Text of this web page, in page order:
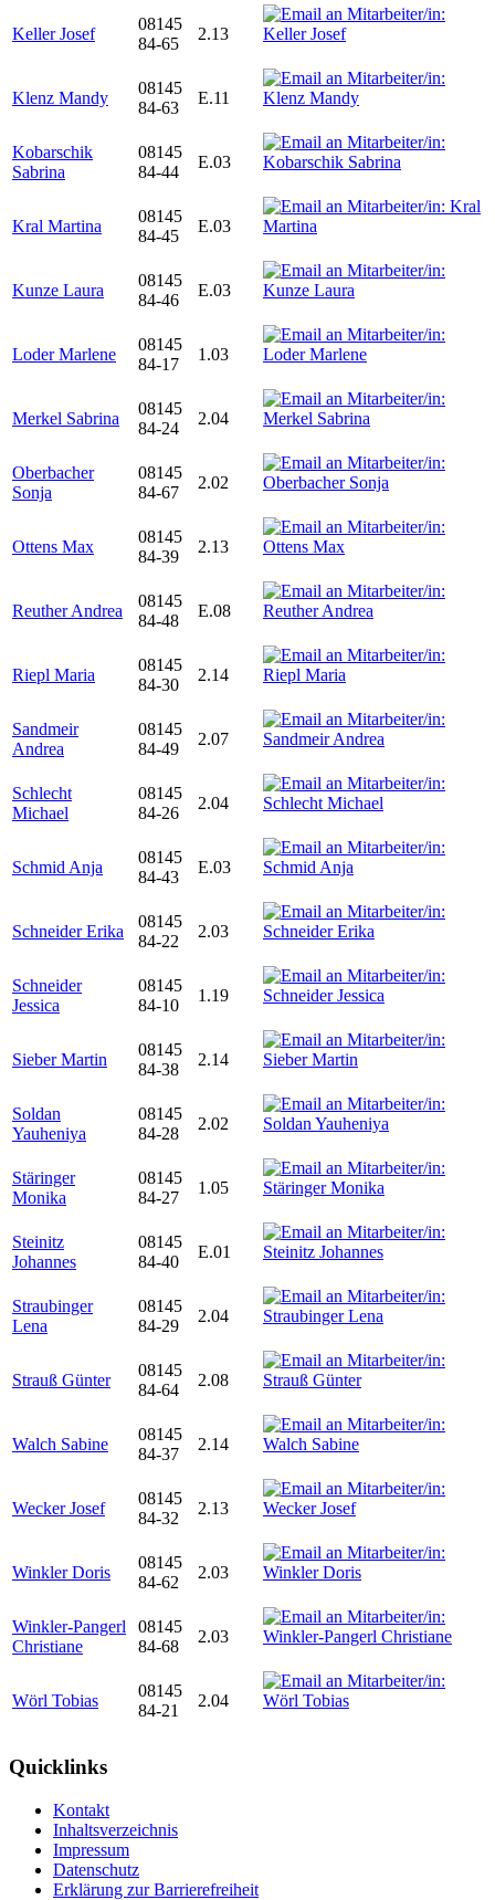
Keller Josef
08145
84-65
2.13
Klenz Mandy
08145
84-63
E.11
Kobarschik
Sabrina
08145
84-44
E.03
Kral Martina
08145
84-45
E.03
Kunze Laura
08145
84-46
E.03
Loder Marlene
08145
84-17
1.03
Merkel Sabrina
08145
84-24
2.04
Oberbacher
Sonja
08145
84-67
2.02
Ottens Max
08145
84-39
2.13
Reuther Andrea
08145
84-48
E.08
Riepl Maria
08145
84-30
2.14
Sandmeir
Andrea
08145
84-49
2.07
Schlecht
Michael
08145
84-26
2.04
Schmid Anja
08145
84-43
E.03
Schneider Erika
08145
84-22
2.03
Schneider
Jessica
08145
84-10
1.19
Sieber Martin
08145
84-38
2.14
Soldan
Yauheniya
08145
84-28
2.02
Stäringer
Monika
08145
84-27
1.05
Steinitz
Johannes
08145
84-40
E.01
Straubinger
Lena
08145
84-29
2.04
Strauß Günter
08145
84-64
2.08
Walch Sabine
08145
84-37
2.14
Wecker Josef
08145
84-32
2.13
Winkler Doris
08145
84-62
2.03
Winkler-Pangerl
Christiane
08145
84-68
2.03
Wörl Tobias
08145
84-21
2.04
Quicklinks
Kontakt
Inhaltsverzeichnis
Impressum
Datenschutz
Erklärung zur Barrierefreiheit